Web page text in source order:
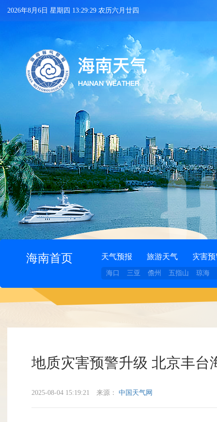
2026年8月6日 星期四 13:29:29 农历六月廿四
海南首页 天气预报 旅游天气 灾害
海口 三亚 儋州 五指山 琼海
地质灾害预警升级 北京丰
2025-08-04 15:19:21 来源： 中国天气网